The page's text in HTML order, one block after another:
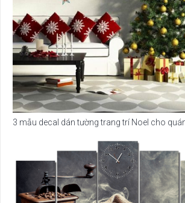
3 mẫu decal dán tường trang trí Noel cho